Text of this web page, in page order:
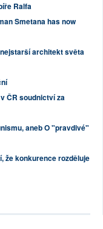
Ralfa
Smetana has now
architekt světa
ČR soudnictví za
aneb O "pravdivé"
že konkurence rozděluje